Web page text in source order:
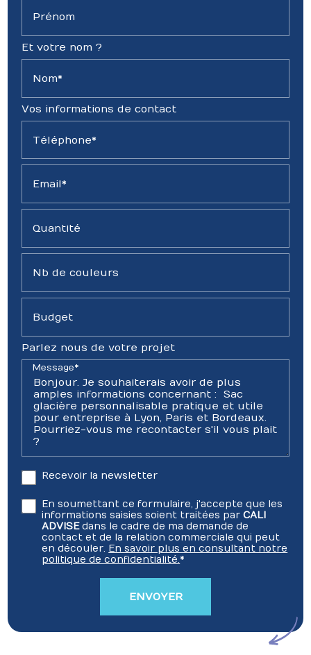
Prénom
Et votre nom ?
Nom*
Vos informations de contact
Téléphone*
Email*
Quantité
Nb de couleurs
Budget
Parlez nous de votre projet
Message*
Recevoir la newsletter
En soumettant ce formulaire, j'accepte que les
informations saisies soient traitées parCALI
ADVISEdans le cadre de ma demande de
contact et de la relation commerciale qui peut
en découler. En savoir plus en consultant notre
politique de confidentialité.*